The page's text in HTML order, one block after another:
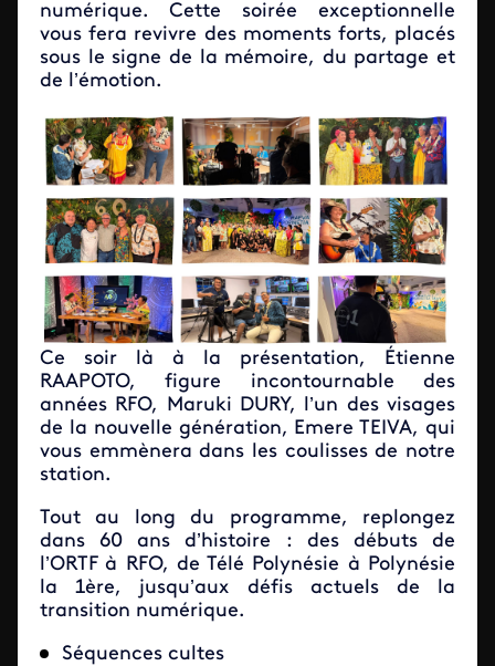
numérique. Cette soirée exceptionnelle
vous fera revivre des moments forts, placés
sous le signe de la mémoire, du partage et
de l’émotion.
Ce soir là à la présentation, Étienne
RAAPOTO, figure incontournable des
années RFO, Maruki DURY, l’un des visages
de la nouvelle génération, Emere TEIVA, qui
vous emmènera dans les coulisses de notre
station.
Tout au long du programme, replongez
dans 60 ans d’histoire : des débuts de
l’ORTF à RFO, de Télé Polynésie à Polynésie
la 1ère, jusqu’aux défis actuels de la
transition numérique.
Séquences cultes